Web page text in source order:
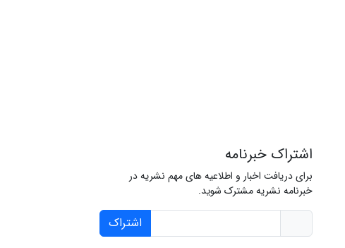
اشتراک خبرنامه
برای دریافت اخبار و اطلاعیه های مهم نشریه در
خبرنامه نشریه مشترک شوید.
اشتراک